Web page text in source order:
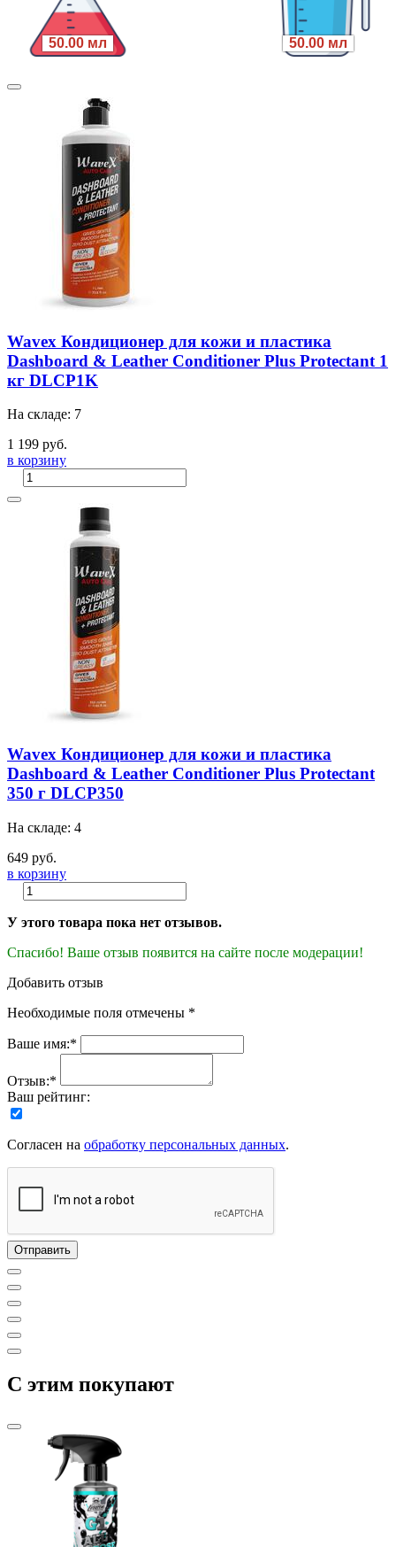
50.00 мл 50.00 мл
Wavex Кондиционер для кожи и пластика
Dashboard & Leather Conditioner Plus Protectant 1
кг DLCP1K
На складе: 7
1 199 руб.
в корзину
Wavex Кондиционер для кожи и пластика
Dashboard & Leather Conditioner Plus Protectant
350 г DLCP350
На складе: 4
649 руб.
в корзину
У этого товара пока нет отзывов.
Спасибо! Ваше отзыв появится на сайте после модерации!
Добавить отзыв
Необходимые поля отмечены *
Ваше имя:*
Отзыв:*
Ваш рейтинг:
Согласен на обработку персональных данных.
C этим покупают